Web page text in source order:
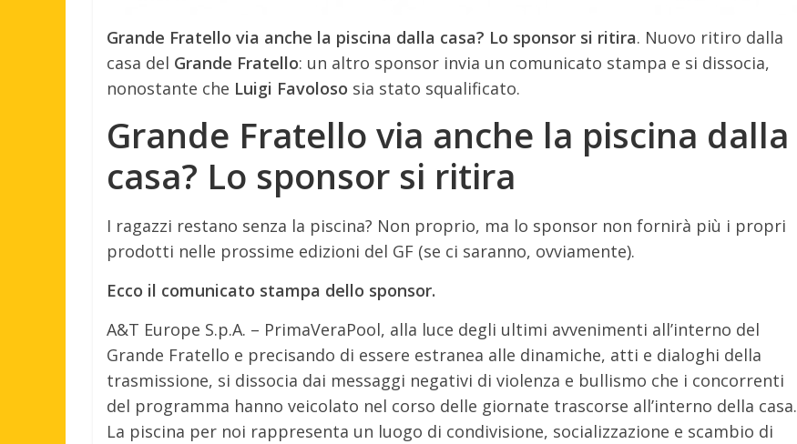
Grande Fratello via anche la piscina dalla casa? Lo sponsor si ritira. Nuovo ritiro dalla
casa del Grande Fratello: un altro sponsor invia un comunicato stampa e si dissocia,
nonostante che Luigi Favoloso sia stato squalificato.
Grande Fratello via anche la piscina dalla
casa? Lo sponsor si ritira
I ragazzi restano senza la piscina? Non proprio, ma lo sponsor non fornirà più i propri
prodotti nelle prossime edizioni del GF (se ci saranno, ovviamente).
Ecco il comunicato stampa dello sponsor.
A&T Europe S.p.A. – PrimaVeraPool, alla luce degli ultimi avvenimenti all’interno del
Grande Fratello e precisando di essere estranea alle dinamiche, atti e dialoghi della
trasmissione, si dissocia dai messaggi negativi di violenza e bullismo che i concorrenti
del programma hanno veicolato nel corso delle giornate trascorse all’interno della casa.
La piscina per noi rappresenta un luogo di condivisione, socializzazione e scambio di